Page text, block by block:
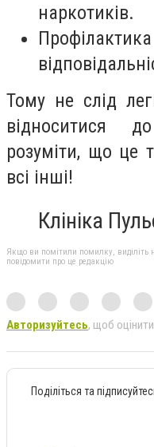
наркотиків.
Тому не слід
відноситися
розуміти, що це
всі інші!
Клініка
Якщо ви помітили помилку, виділіть
повідомити про це редакцію
Авторизуйтесь, щоб оцінити
Поділіться та